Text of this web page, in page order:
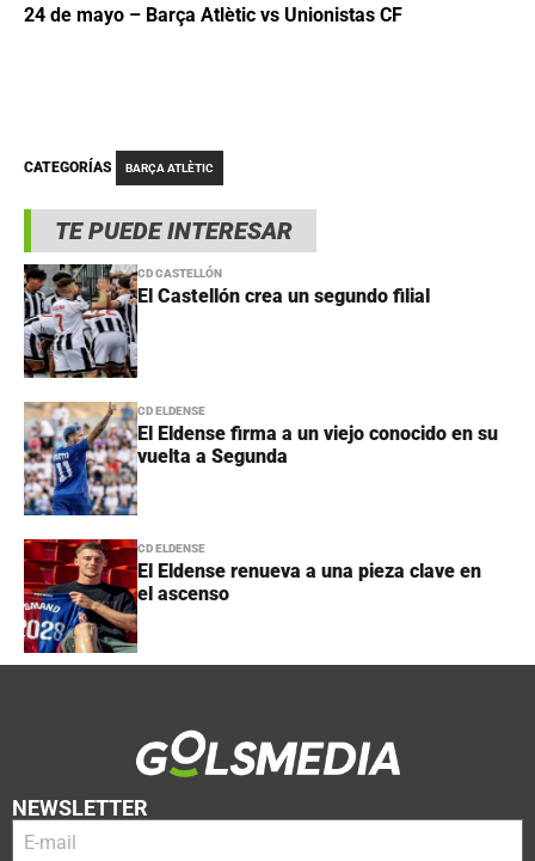
TE PUEDE INTERESAR
CD CASTELLÓN
El Castellón crea un segundo filial
CD ELDENSE
El Eldense firma a un viejo conocido en su
vuelta a Segunda
CD ELDENSE
El Eldense renueva a una pieza clave en
el ascenso
24 de mayo – Barça Atlètic vs Unionistas CF
CATEGORÍAS BARÇA ATLÈTIC
NEWSLETTER